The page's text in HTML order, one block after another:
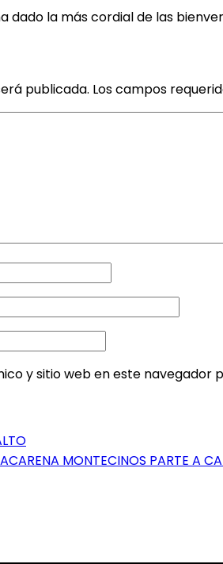
dado la más cordial de las
publicada. Los campos
y sitio web en este navegador
MONTECINOS PARTE A